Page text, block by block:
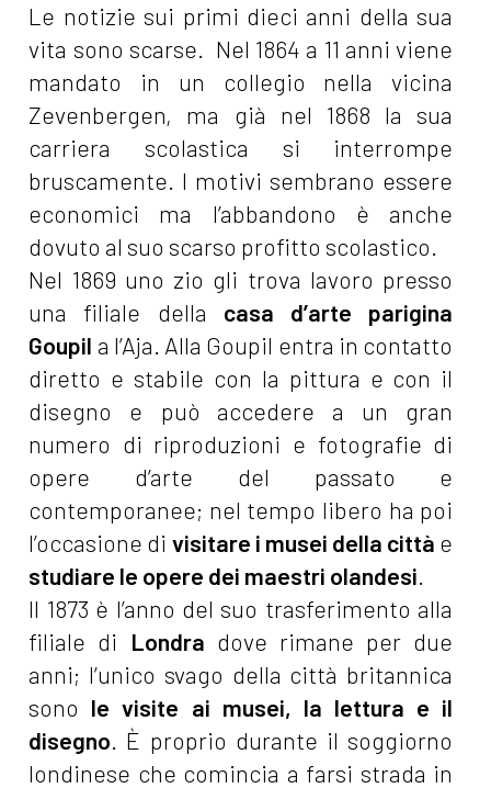
Le notizie sui primi dieci anni della sua
vita sono scarse. Nel 1864 a 11 anni viene
mandato in un collegio nella vicina
Zevenbergen, ma già nel 1868 la sua
carriera scolastica si interrompe
bruscamente. I motivi sembrano essere
economici ma l’abbandono è anche
dovuto al suo scarso profitto scolastico.
Nel 1869 uno zio gli trova lavoro presso
una filiale della casa d’arte parigina
Goupil a l’Aja. Alla Goupil entra in contatto
diretto e stabile con la pittura e con il
disegno e può accedere a un gran
numero di riproduzioni e fotografie di
opere d’arte del passato e
contemporanee; nel tempo libero ha poi
l’occasione di visitare i musei della città e
studiare le opere dei maestri olandesi
Il 1873 è l’anno del suo trasferimento alla
filiale di Londra dove rimane per due
anni; l’unico svago della città britannica
sono le visite ai musei, la lettura e il
disegno . È proprio durante il soggiorno
londinese che comincia a farsi strada in